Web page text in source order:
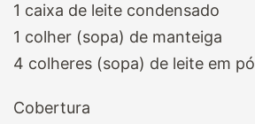
1 caixa de leite condensado
1 colher (sopa) de manteiga
4 colheres (sopa) de leite em pó
Cobertura